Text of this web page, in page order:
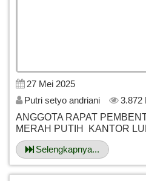
27 Mei 2025
Putri setyo andriani
3.872
ANGGOTA RAPAT
MERAH PUTIH KANTOR
Selengkapnya...